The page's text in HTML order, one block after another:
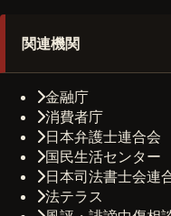
関連機関
金融庁
消費者庁
日本弁護士連合会
国民生活センター
日本司法書士会連
法テラス